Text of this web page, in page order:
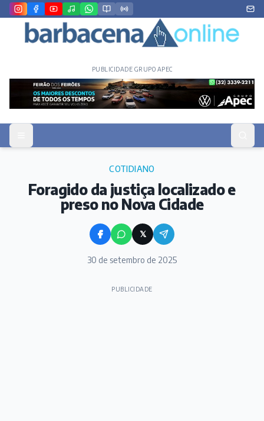
PUBLICIDADE GRUPO APEC
COTIDIANO
Foragido da justiça localizado e
preso no Nova Cidade
𝕏
30 de setembro de 2025
PUBLICIDADE